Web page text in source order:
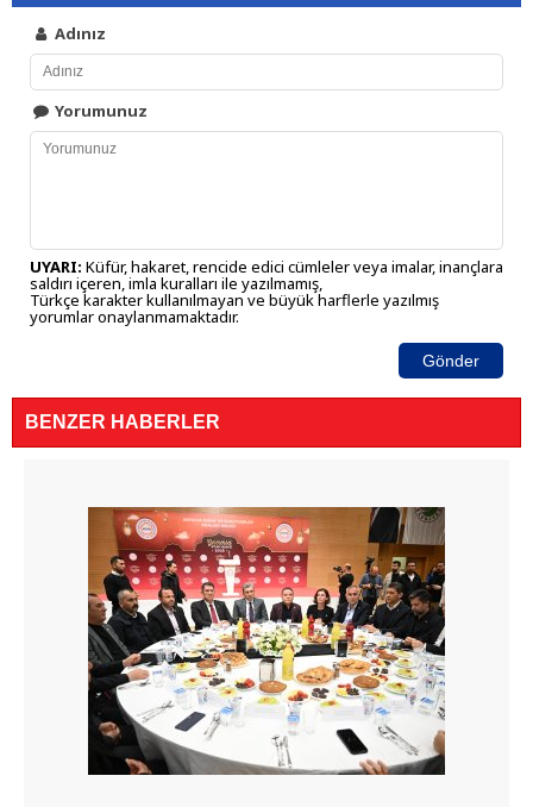
Adınız
Yorumunuz
UYARI: Küfür, hakaret, rencide edici cümleler veya imalar, inançlara
saldırı içeren, imla kuralları ile yazılmamış,
Türkçe karakter kullanılmayan ve büyük harflerle yazılmış
yorumlar onaylanmamaktadır.
Gönder
BENZER HABERLER